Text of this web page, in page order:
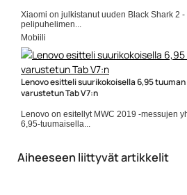
Xiaomi on julkistanut uuden Black Shark 2 -
pelipuhelimen...
Mobiili
Lenovo esitteli suurikokoisella 6,95
varustetun Tab V7:n
Lenovo on esitellyt MWC 2019 -messujen
6,95-tuumaisella...
Aiheeseen liittyvät artikkelit